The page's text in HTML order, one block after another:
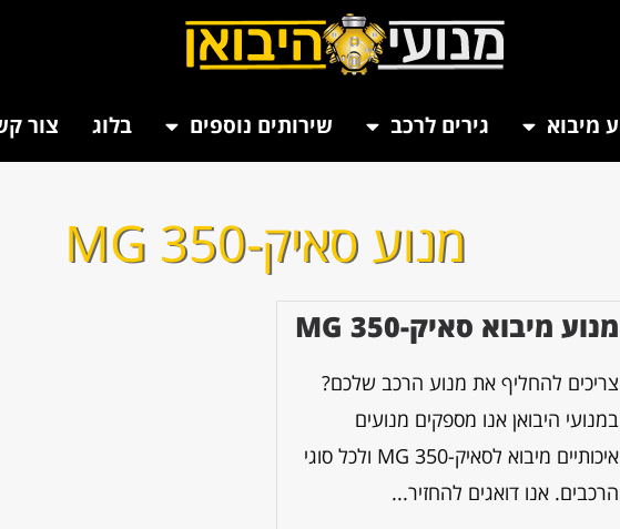
מיבוא גירים לרכב שירותים נוספים בלוג צור
מנוע סאיק-MG 350
מנוע מיבוא סאיק-MG 350
צריכים להחליף את מנוע הרכב שלכם?
במנועי היבואן אנו מספקים מנועים
איכותיים מיבוא לסאיק-MG 350 ולכל סוגי
הרכבים. אנו דואגים להחזיר...